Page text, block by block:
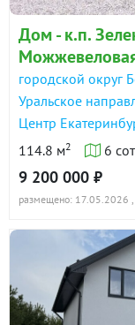
Дом - к.п.
городской округ
Уральское
Центр
114.8 м2 6
9 200 000 ₽
размещено: 17.05.2026